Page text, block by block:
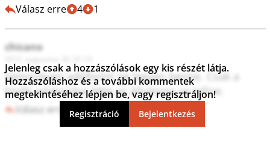
Válasz erre 4 1
chicano
Semmikyen adóforint ne legyen benne. Csak a
hívők adakozása.Még az állványra se tellne.
Válasz erre 1 6
Jelenleg csak a hozzászólások egy kis részét látja.
Hozzászóláshoz és a további kommentek
megtekintéséhez lépjen be, vagy regisztráljon!
Regisztráció Bejelentkezés